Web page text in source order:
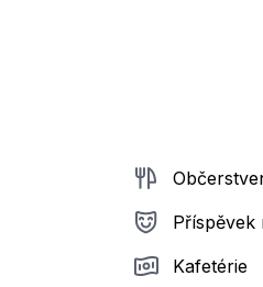
Kafetérie